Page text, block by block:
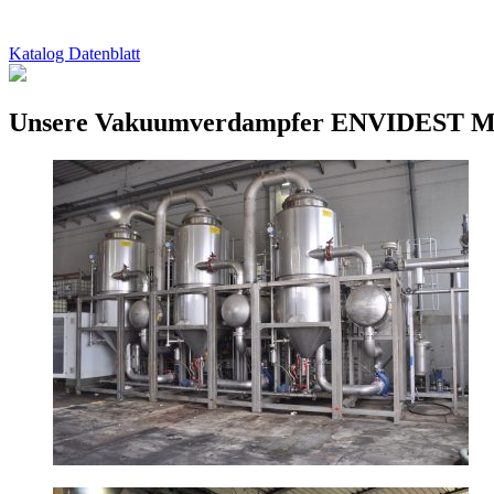
Katalog Datenblatt
Unsere Vakuumverdampfer ENVIDEST